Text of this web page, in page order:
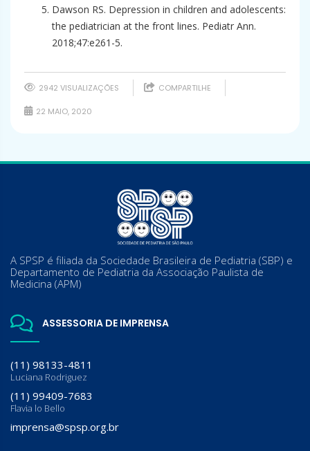
Dawson RS. Depression in children and adolescents:
the pediatrician at the front lines. Pediatr Ann.
2018;47:e261-5.
2942 VISUALIZAÇÕES COMPARTILHE
22 MAIO, 2020
A SPSP é filiada da Sociedade Brasileira de Pediatria (SBP) e
Departamento de Pediatria da Associação Paulista de
Medicina (APM)
ASSESSORIA DE IMPRENSA
(11) 98133-4811
Luciana Rodriguez
(11) 99409-7683
Flavia lo Bello
imprensa@spsp.org.br